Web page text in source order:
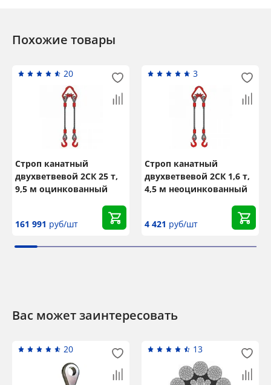
Похожие товары
20
Строп канатный
двухветвевой 2СК 25 т,
9,5 м оцинкованный
161 991 руб/шт
3
Строп канатный
двухветвевой 2СК 1,6 т,
4,5 м неоцинкованный
4 421 руб/шт
Вас может заинтересовать
20 13